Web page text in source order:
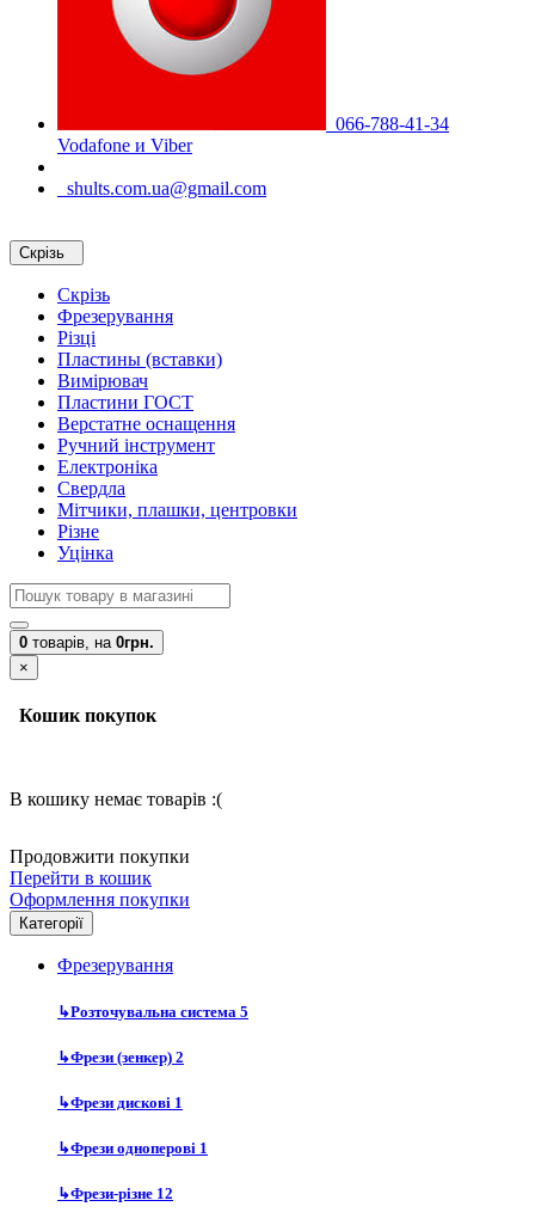
066-788-41-34
Vodafone и Viber
shults.com.ua@gmail.com
Скрізь
Скрізь
Фрезерування
Різці
Пластины (вставки)
Вимірювач
Пластини ГОСТ
Верстатне оснащення
Ручний інструмент
Електроніка
Свердла
Мітчики, плашки, центровки
Різне
Уцінка
0 товарів, на 0грн.
×
Кошик покупок
В кошику немає товарів :(
Продовжити покупки
Перейти в кошик
Оформлення покупки
Категорії
Фрезерування
↳Розточувальна система 5
↳Фрези (зенкер) 2
↳Фрези дискові 1
↳Фрези одноперові 1
↳Фрези-різне 12